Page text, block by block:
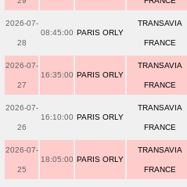
2026-07-
28
08:45:00 PARIS ORLY
TRANSAVIA
FRANCE
2026-07-
27
16:35:00 PARIS ORLY
TRANSAVIA
FRANCE
2026-07-
26
16:10:00 PARIS ORLY
TRANSAVIA
FRANCE
2026-07-
25
18:05:00 PARIS ORLY
TRANSAVIA
FRANCE